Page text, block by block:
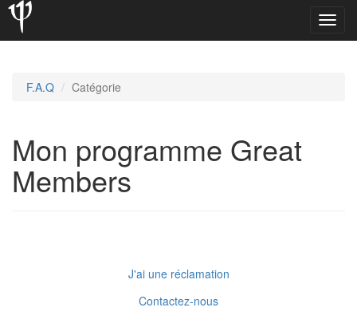
F.A.Q Catégorie
Mon programme Great
Members
J'ai une réclamation
Contactez-nous